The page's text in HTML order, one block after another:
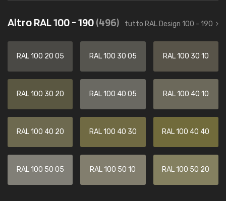
Altro RAL 100 - 190(496) tutto RAL Design 100 - 190
RAL 100 20 05 RAL 100 30 05 RAL 100 30 10
RAL 100 30 20 RAL 100 40 05 RAL 100 40 10
RAL 100 40 20 RAL 100 40 30 RAL 100 40 40
RAL 100 50 05 RAL 100 50 10 RAL 100 50 20